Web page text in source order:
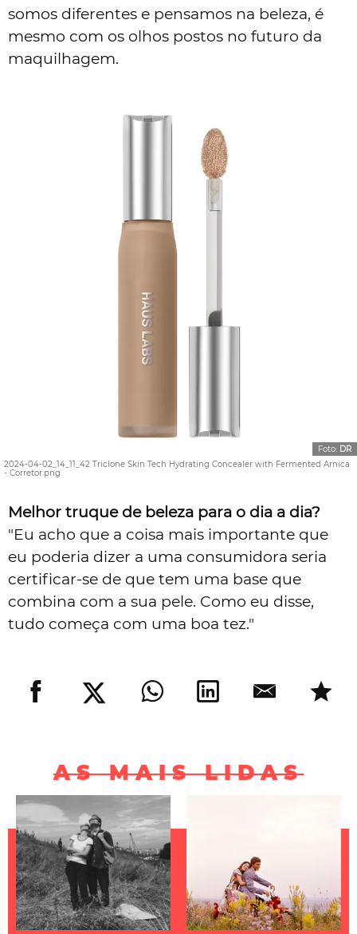
somos diferentes e pensamos na beleza, é
mesmo com os olhos postos no futuro da
maquilhagem.
2024-04-02_14_11_42 Triclone Skin Tech Hydrating Concealer with Fermented Arnica
- Corretor.png
Foto: DR
Melhor truque de beleza para o dia a dia?
"Eu acho que a coisa mais importante que
eu poderia dizer a uma consumidora seria
certificar-se de que tem uma base que
combina com a sua pele. Como eu disse,
tudo começa com uma boa tez."
AS MAIS LIDAS